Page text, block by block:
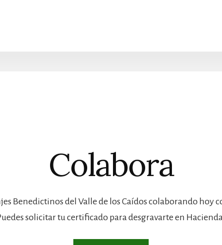
Colabora
Benedictinos del Valle de los Caídos colaborando hoy
solicitar tu certificado para desgravarte en